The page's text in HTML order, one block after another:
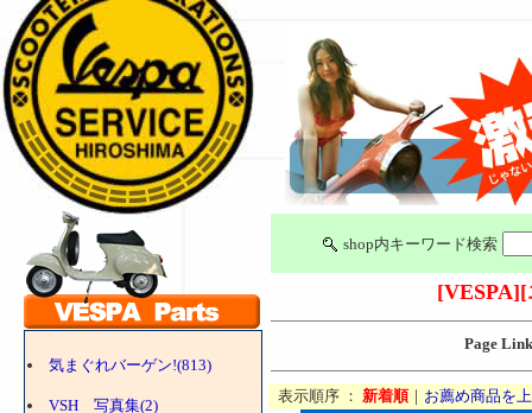
気まぐれバーゲン!(813)
VSH 写真集(2)
shop内キーワード検索
[VESPA][
Page Link
表示順序 ： 新着順｜ お薦め商品を